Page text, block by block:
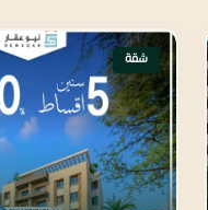
شقة